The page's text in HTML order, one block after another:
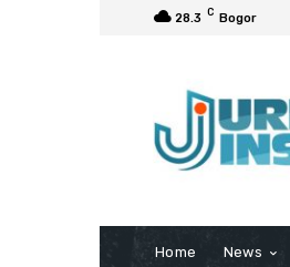
28.3 C Bogor
Home News